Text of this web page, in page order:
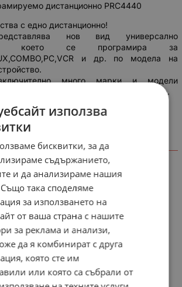
дистанционно PRC4440
с едно дистанционно!
нов вид универсално
което се програмира за
и др. по модела на
много марки и модели
та, сателитни приемници, уредби и др.
нов вид универсално
се програмира за
и др.
много марки и модели за нови
сателитни приемници, уредби и др.
на оригинални дистанционни и
ТXT файл.
от 400 000 модела.
всичките си дистанционни в
използва
бисквитки, за да
съдържанието,
и да анализираме нашия
така споделяме
за използването на
от ваша страна с нашите
за реклама и анализи,
да я комбинират с друга
която сте им
или която са събрали от